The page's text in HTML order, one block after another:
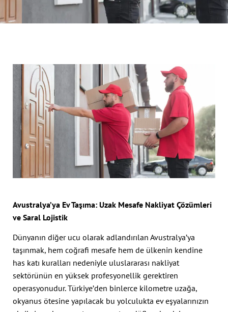
Avustralya’ya Ev Taşıma: Uzak Mesafe Nakliyat Çözümleri
ve Saral Lojistik
Dünyanın diğer ucu olarak adlandırılan Avustralya’ya
taşınmak, hem coğrafi mesafe hem de ülkenin kendine
has katı kuralları nedeniyle uluslararası nakliyat
sektörünün en yüksek profesyonellik gerektiren
operasyonudur. Türkiye’den binlerce kilometre uzağa,
okyanus ötesine yapılacak bu yolculukta ev eşyalarınızın